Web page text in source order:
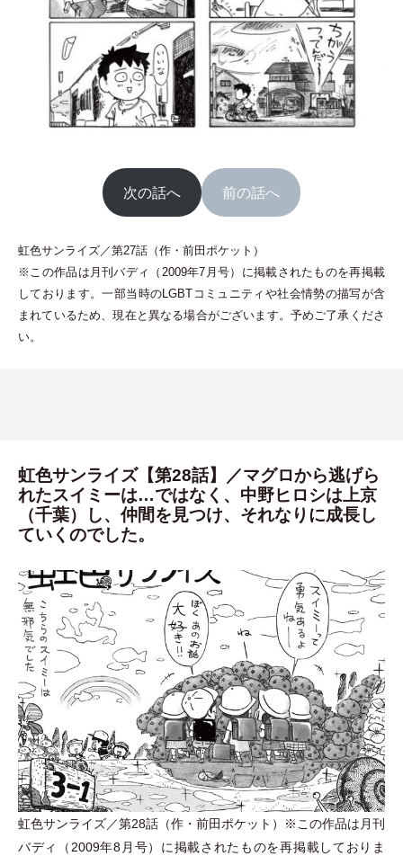
次の話へ 前の話へ
虹色サンライズ／第27話 （作 ・ 前田ポケット ）
※この作品は月刊バディ
（ 2009年7月号） に掲載されたものを再掲載
しております。一部当時のLGBTコミュニティや社会情勢の描写が含
まれているため、現在と異なる場合がございます。予めご了承くださ
い。
虹色サンライズ【第28話】／マグロから逃げら
れたスイミーは…ではなく、中野ヒロシは上京
（千葉）し、仲間を見つけ、それなりに成長し
ていくのでした。
虹色サンライズ／第28話 （作 ・ 前田ポケット ）
※この作品は月刊
バディ
（2009年8月号） に掲載されたものを再掲載しておりま